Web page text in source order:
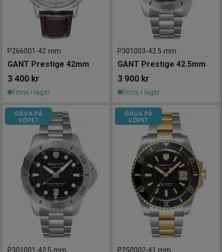
P266001 -42 mm
GANT Prestige 42mm
3 400 kr
Finns i lager
P301003-42.5 mm
GANT Prestige 42.5mm
3 900 kr
Finns i lager
P301001 -42.5 mm P250002-41 mm